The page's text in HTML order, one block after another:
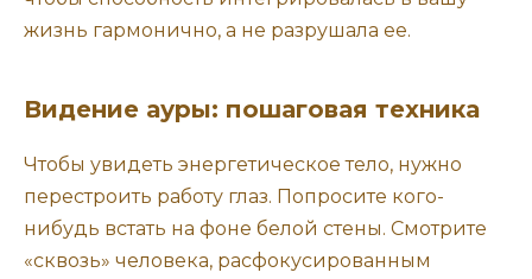
жизнь гармонично, а не разрушала ее.
Видение ауры: пошаговая техника
Чтобы увидеть энергетическое тело, нужно
перестроить работу глаз. Попросите кого-
нибудь встать на фоне белой стены. Смотрите
«сквозь» человека, расфокусированным